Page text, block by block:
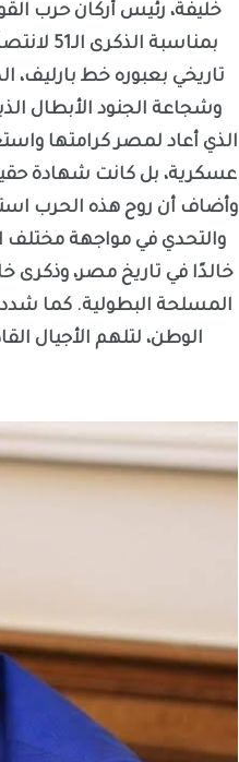
خليفة، رئيس أركان حرب
تاريخي بعبوره خط بارليف،
وشجاعة الجنود الأبطال
الذي أعاد لمصر كرامتها
عسكرية، بل كانت شهادة
وأضاف أن روح هذه الحرب
والتحدي في مواجهة مختلف
خالدًا في تاريخ مصر، وذكرى
المسلحة البطولية. كما
الوطن، لتلهم الأجيال